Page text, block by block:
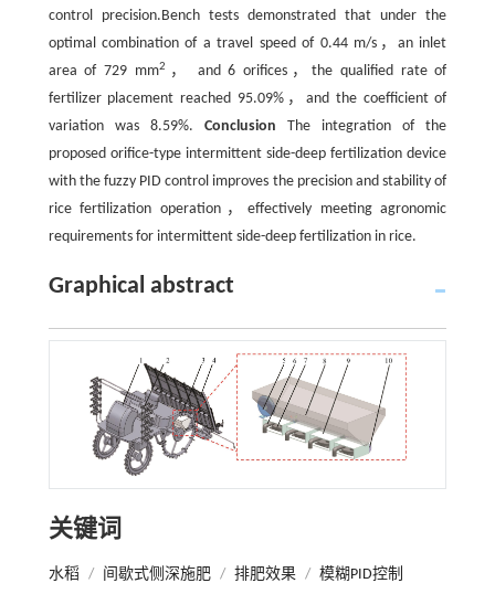
control precision.Bench tests demonstrated that under the
optimal combination of a travel speed of 0.44 m/s，an inlet
area of 729 mm2
， and 6 orifices，the qualified rate of
fertilizer placement reached 95.09%，and the coefficient of
variation was 8.59%. Conclusion The integration of the
proposed orifice-type intermittent side-deep fertilization device
with the fuzzy PID control improves the precision and stability of
rice fertilization operation，effectively meeting agronomic
requirements for intermittent side-deep fertilization in rice.
Graphical abstract
关键词
水稻 / 间歇式侧深施肥 / 排肥效果 / 模糊PID控制